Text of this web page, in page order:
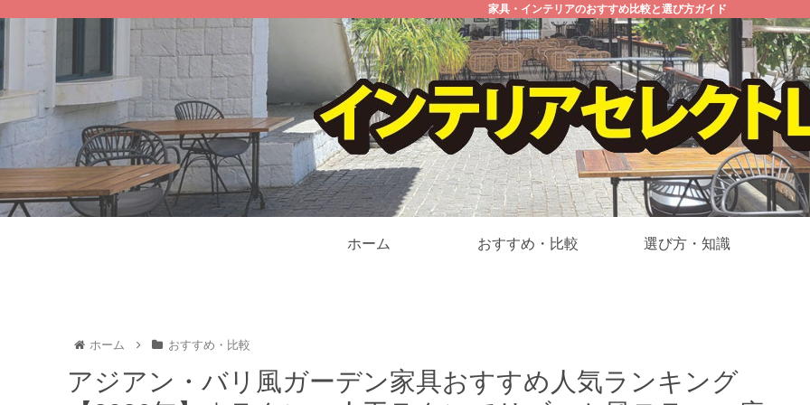
家具・インテリアのおすすめ比較と選び方ガイド
ホーム おすすめ・比較 選び方・知識
ホーム おすすめ・比較
アジアン・バリ風ガーデン家具おすすめ人気ランキング